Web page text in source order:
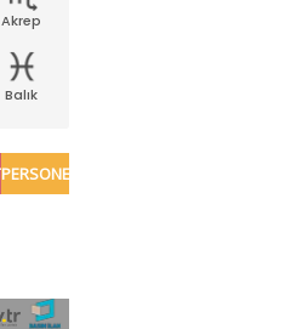
Akrep
Balık